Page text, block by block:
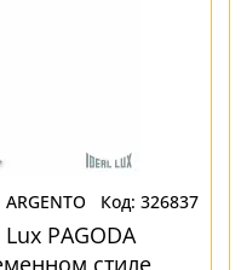
326837
PAGODA
стиле